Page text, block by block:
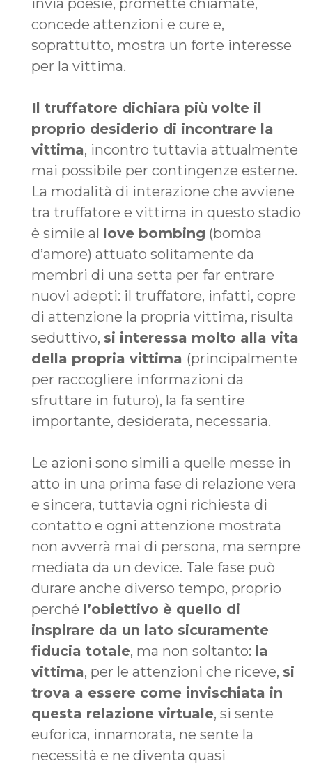
concede attenzioni e cure e,
soprattutto, mostra un forte interesse
per la vittima.
Il truffatore dichiara più volte il
proprio desiderio di incontrare la
vittima, incontro tuttavia attualmente
mai possibile per contingenze esterne.
La modalità di interazione che avviene
tra truffatore e vittima in questo stadio
è simile al love bombing (bomba
d’amore) attuato solitamente da
membri di una setta per far entrare
nuovi adepti: il truffatore, infatti, copre
di attenzione la propria vittima, risulta
seduttivo, si interessa molto alla vita
della propria vittima (principalmente
per raccogliere informazioni da
sfruttare in futuro), la fa sentire
importante, desiderata, necessaria.
Le azioni sono simili a quelle messe in
atto in una prima fase di relazione vera
e sincera, tuttavia ogni richiesta di
contatto e ogni attenzione mostrata
non avverrà mai di persona, ma sempre
mediata da un device. Tale fase può
durare anche diverso tempo, proprio
perché l’obiettivo è quello di
inspirare da un lato sicuramente
fiducia totale, ma non soltanto: la
vittima, per le attenzioni che riceve, si
trova a essere come invischiata in
questa relazione virtuale, si sente
euforica, innamorata, ne sente la
necessità e ne diventa quasi